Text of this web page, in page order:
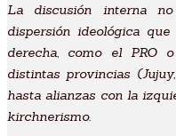
La discusión interna
dispersión ideológica
derecha, como el PRO
distintas provincias
hasta alianzas con la
kirchnerismo.